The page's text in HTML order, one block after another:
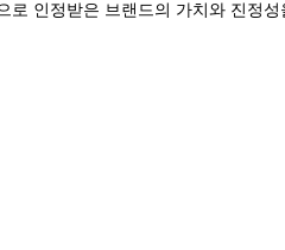
로 인정받은 브랜드의 가치와 진정